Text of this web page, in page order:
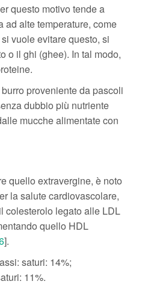
questo motivo tende a
ad alte temperature, come
vuole evitare questo, si
o il ghi (ghee). In tal modo,
proveniente da pascoli
dubbio più nutriente
mucche alimentate con
quello extravergine, è noto
la salute cardiovascolare,
colesterolo legato alle LDL
quello HDL
].
saturi: 14%;
11%.